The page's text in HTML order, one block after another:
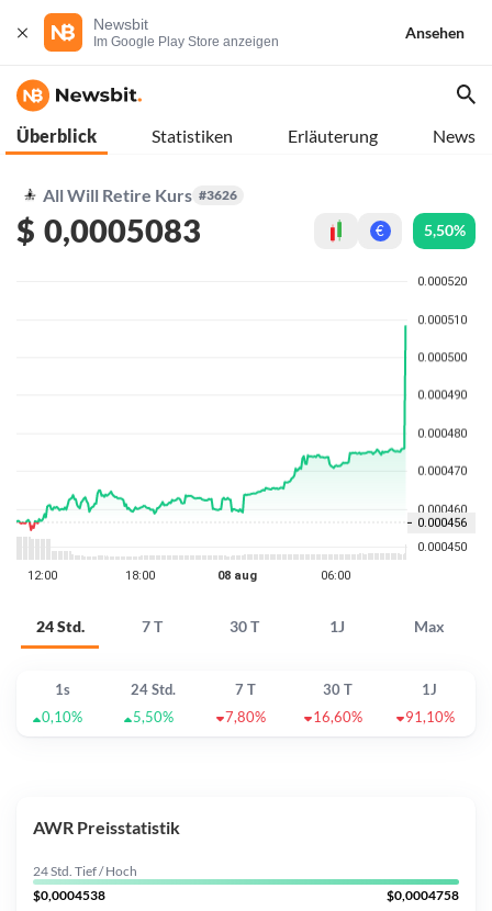
Newsbit
Im Google Play Store anzeigen
Ansehen
Überblick Statistiken Erläuterung News
All Will Retire Kurs #3626
$ 0,0005083 € 5,50%
24 Std. 7 T 30 T 1J Max
1s 24 Std. 7 T 30 T
1J
0,10%
5,50% 7,80% 16,60% 91,10%
AWR Preisstatistik
24 Std. Tief / Hoch
$0,0004538
$0,0004758